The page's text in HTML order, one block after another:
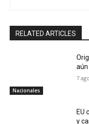
RELATED ARTICLES
Nacionales
7
EU
y